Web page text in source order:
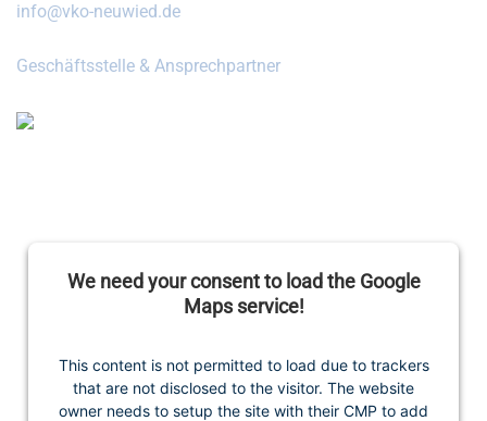
info@vko-neuwied.de
Geschäftsstelle & Ansprechpartner
We need your consent to load the Google
Maps service!
This content is not permitted to load due to trackers
that are not disclosed to the visitor. The website
owner needs to setup the site with their CMP to add